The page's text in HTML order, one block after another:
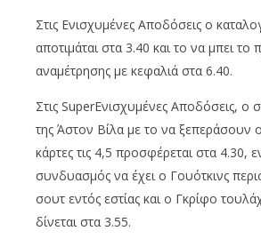
Στις Ενισχυμένες Αποδόσεις ο
αποτιμάται στα 3.40 και το να μπει το
αναμέτρησης με κεφαλιά στα 6.40.
Στις SuperΕνισχυμένες Αποδόσεις, ο
της Άστον Βίλα με το να ξεπεράσουν
κάρτες τις 4,5 προσφέρεται στα 4.30,
συνδυασμός να έχει ο Γουότκινς
σουτ εντός εστίας και ο Γκρίφο
δίνεται στα 3.55.